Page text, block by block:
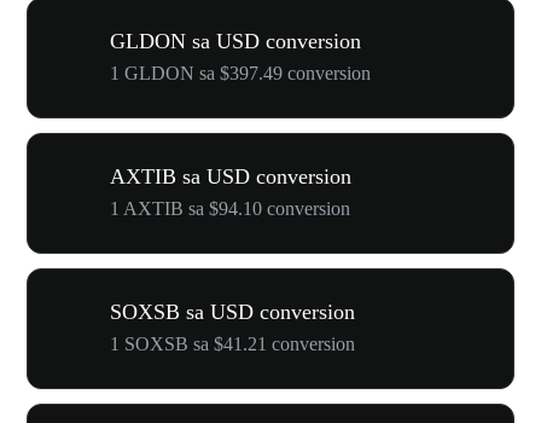
GLDON sa USD conversion
1 GLDON sa $397.49 conversion
AXTIB sa USD conversion
1 AXTIB sa $94.10 conversion
SOXSB sa USD conversion
1 SOXSB sa $41.21 conversion